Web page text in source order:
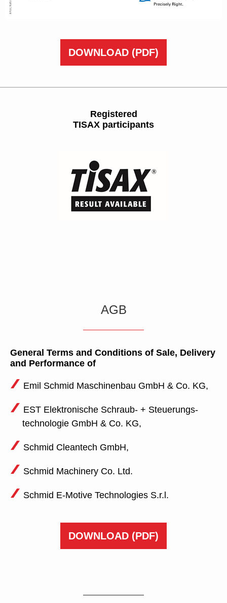
DOWNLOAD (PDF)
Registered
TISAX participants
AGB
General Terms and Conditions of Sale, Delivery
and Performance of
Emil Schmid Maschinenbau GmbH & Co. KG,
EST Elektronische Schraub- + Steuerungs­
technologie GmbH & Co. KG,
Schmid Cleantech GmbH,
Schmid Machinery Co. Ltd.
Schmid E-Motive Technologies S.r.l.
DOWNLOAD (PDF)